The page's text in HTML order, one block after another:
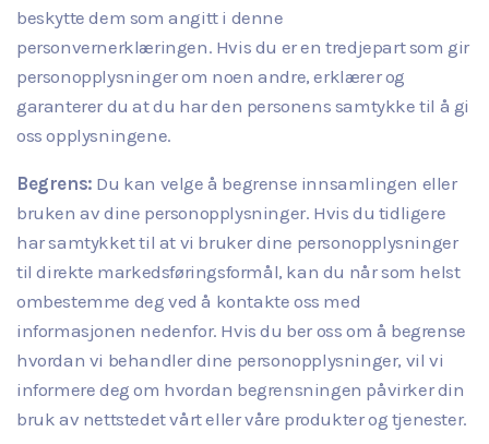
beskytte dem som angitt i denne
personvernerklæringen. Hvis du er en tredjepart som gir
personopplysninger om noen andre, erklærer og
garanterer du at du har den personens samtykke til å gi
oss opplysningene.
Begrens: Du kan velge å begrense innsamlingen eller
bruken av dine personopplysninger. Hvis du tidligere
har samtykket til at vi bruker dine personopplysninger
til direkte markedsføringsformål, kan du når som helst
ombestemme deg ved å kontakte oss med
informasjonen nedenfor. Hvis du ber oss om å begrense
hvordan vi behandler dine personopplysninger, vil vi
informere deg om hvordan begrensningen påvirker din
bruk av nettstedet vårt eller våre produkter og tjenester.